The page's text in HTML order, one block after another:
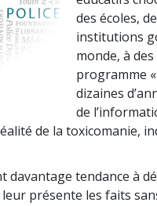
des écoles,
institutions
monde, à
programme
dizaines
de
de la toxicomanie,
davantage tendance à
présente les faits